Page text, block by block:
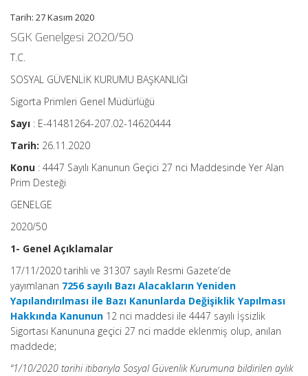
Tarih: 27 Kasım 2020
SGK Genelgesi 2020/50
T.C.
SOSYAL GÜVENLİK KURUMU BAŞKANLIĞI
Sigorta Primleri Genel Müdürlüğü
Sayı : E-41481264-207.02-14620444
Tarih: 26.11.2020
Konu : 4447 Sayılı Kanunun Geçici 27 nci Maddesinde Yer Alan
Prim Desteği
GENELGE
2020/50
1- Genel Açıklamalar
17/11/2020 tarihli ve 31307 sayılı Resmi Gazete’de
yayımlanan 7256 sayılı Bazı Alacakların Yeniden
Yapılandırılması ile Bazı Kanunlarda Değişiklik Yapılması
Hakkında Kanunun 12 nci maddesi ile 4447 sayılı İşsizlik
Sigortası Kanununa geçici 27 nci madde eklenmiş olup, anılan
maddede;
“1/10/2020 tarihi itibarıyla Sosyal Güvenlik Kurumuna bildirilen aylık